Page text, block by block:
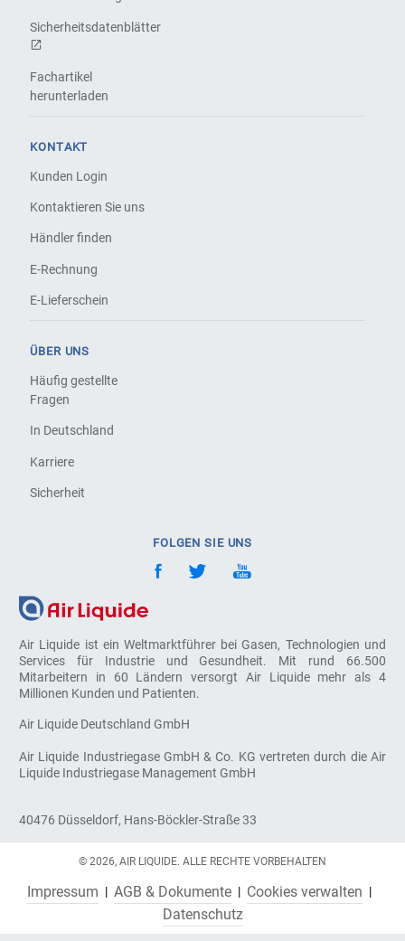
Air Liquide ist ein Weltmarktführer bei Gasen, Technologien und
Services für Industrie und Gesundheit. Mit rund 66.500
Mitarbeitern in 60 Ländern versorgt Air Liquide mehr als 4
Millionen Kunden und Patienten.
Air Liquide Deutschland GmbH
Air Liquide Industriegase GmbH & Co. KG vertreten durch die Air
Liquide Industriegase Management GmbH
40476 Düsseldorf, Hans-Böckler-Straße 33
Sicherheitsdatenblätter
Fachartikel
herunterladen
KONTAKT
Kunden Login
Kontaktieren Sie uns
Händler finden
E-Rechnung
E-Lieferschein
ÜBER UNS
Häufig gestellte
Fragen
In Deutschland
Karriere
Sicherheit
FOLGEN SIE UNS
© 2026, AIR LIQUIDE. ALLE RECHTE VORBEHALTEN
Impressum AGB & Dokumente
Cookies verwalten
Datenschutz